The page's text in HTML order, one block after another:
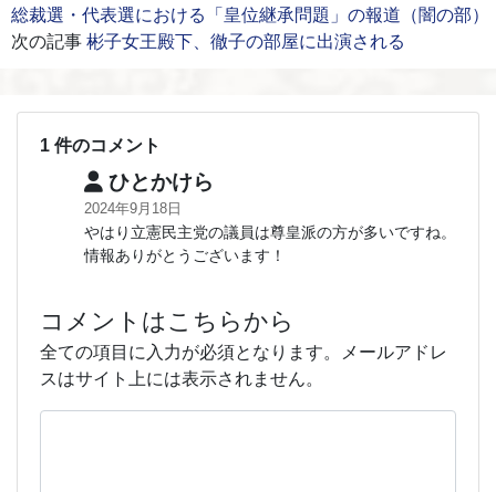
総裁選・代表選における「皇位継承問題」の報道（闇の部）
次の記事 彬子女王殿下、徹子の部屋に出演される
1 件のコメント
ひとかけら
2024年9月18日
やはり立憲民主党の議員は尊皇派の方が多いですね。
情報ありがとうございます！
コメントはこちらから
全ての項目に入力が必須となります。メールアドレ
スはサイト上には表示されません。